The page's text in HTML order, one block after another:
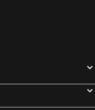
Riviera